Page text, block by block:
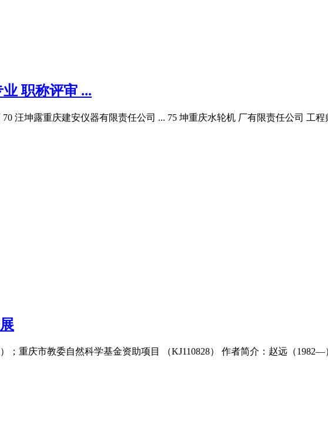
职称评审 ...
汪坤露重庆建安仪器有限责任公司 ... 75 坤重庆水轮机 厂有限责任公司 工
；重庆市教委自然科学基金资助项目 （KJ110828） 作者简介：赵远（